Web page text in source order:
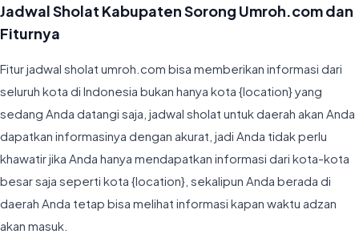
Jadwal Sholat Kabupaten Sorong Umroh.com dan
Fiturnya
Fitur jadwal sholat umroh.com bisa memberikan informasi dari
seluruh kota di Indonesia bukan hanya kota {location} yang
sedang Anda datangi saja, jadwal sholat untuk daerah akan Anda
dapatkan informasinya dengan akurat, jadi Anda tidak perlu
khawatir jika Anda hanya mendapatkan informasi dari kota-kota
besar saja seperti kota {location}, sekalipun Anda berada di
daerah Anda tetap bisa melihat informasi kapan waktu adzan
akan masuk.